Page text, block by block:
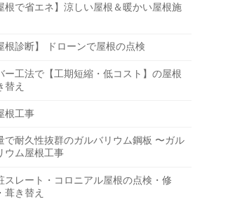
根で省エネ】涼しい屋根＆暖かい屋根施
根診断】 ドローンで屋根の点検
ー工法で【工期短縮・低コスト】の屋根
替え
根工事
で耐久性抜群のガルバリウム鋼板 〜ガル
ウム屋根工事
スレート・コロニアル屋根の点検・修
葺き替え